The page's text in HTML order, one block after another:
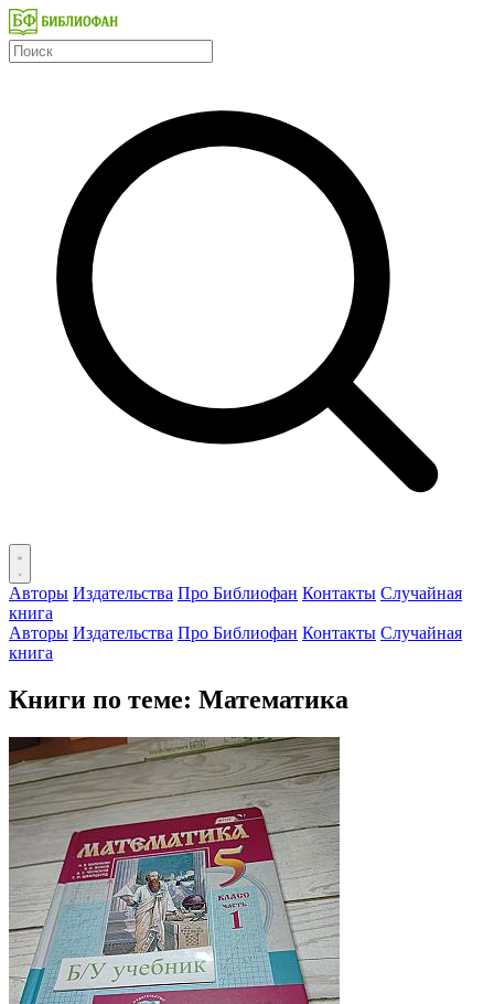
Авторы Издательства Про Библиофан Контакты Случайная
книга
Авторы Издательства Про Библиофан Контакты Случайная
книга
Книги по теме: Математика